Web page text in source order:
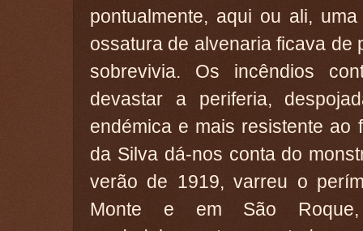
pontualmente, aqui ou ali,
ossatura de alvenaria ficava de
sobrevivia. Os incêndios
devastar a periferia,
endémica e mais resistente ao
da Silva dá-nos conta do
verão de 1919, varreu o
Monte e em São Roque,